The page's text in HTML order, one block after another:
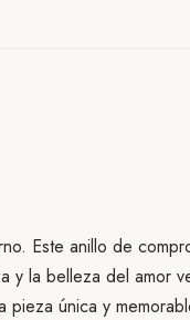
Este anillo de
y la belleza del amor
única y